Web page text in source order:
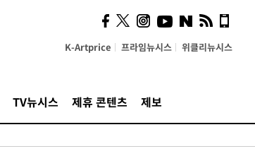
K-Artprice 프라임뉴시스 위클리뉴시스
TV뉴시스 제휴 콘텐츠 제보